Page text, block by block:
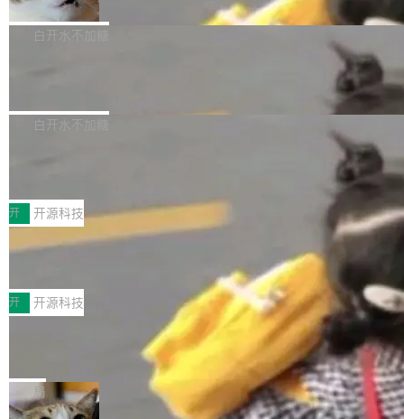
撑庞大支出的资金来源却呈现出截然不同的面
貌。数据显示，微软和 Meta 主要依托充沛的经
sh | bash 安装一个能在大项目里自动规划、写
代码、验证结果的 AI 终端工具。 据介绍，Muse
个主 agent 循环，外加一组后台 agent。这些后
准 AI 能力认知
机器出题的前提，是让机器拥有全局视野。整个
构建流程可以分为四个环节：建图 → 控制难度
白开水不加糖
库，并将作为transport接入Mooncake TENT。
MPComm将作为一种传输引擎接入Mooncake T
ENT，实现零拷贝传输性能提升30%、非零拷贝
传输性能最高提升5倍。UCL-MPComm底层基
于自研UCL-Engine通信引擎，后续腾讯网平将
持续开源更多基于UCL-Engine的高性能通信组
件。 腾讯网平团队在UCL-MPComm中实现了一
个独立于业务线程的全局通信引擎（Engine），
白开水不加糖
型案例入选名单》，深信服“面向企业研发场景的
开源 AI 编程平台 CoStrict 应用”凭借卓越的技术
创新与落地成效成功入选。 全链路私有化部署，
助力企业AI研发安全落地 当前，越来越多企业已
经开始引入 AI Coding 工具，通过调用公有云模
型或企业内部部署模型提升研发效率。但随着 AI
Coding 从个人辅助工具逐步走向团队级、组织
级应用，企业在规模化落地过程中，对安全性、
可控性和代码质量提出了更高要求。 首先是数据
安全与合规要求。对于大多数普通研发场景，公
开 开源科技
深信服AI算力网关入选工信部人工智能
前不久，工业和信息化部正式发布《2025年人工
智能应用典型案例名单》，集中展示人工智能在
各领域的应用成果，覆盖技术底座、行业赋能、
产品应用、支撑保障、专题等五大方向。深信服
AI算力网关（AI创新平台）成功入选！ 随着各行
各业的Agent走向规模化建设，算力构成形态逐
渐丰富，用户关注的重点也在发生变化：不只是
开 开源科技
Jeff Dean 离开 Google：一个时代的结
束，一个实验室的开始
Google 员工编号 20。MapReduce 作者之一。
Bigtable 作者之一。TensorFlow 的作者之一。
Gemini 的架构师。Google 首席科学家。 Jeff D
局